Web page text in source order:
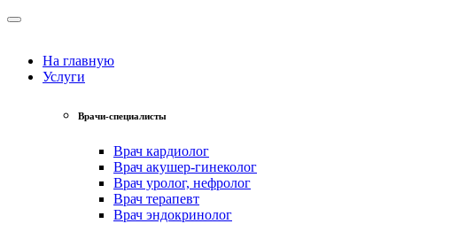
На главную
Услуги
Врачи-специалисты
Врач кардиолог
Врач акушер-гинеколог
Врач уролог, нефролог
Врач терапевт
Врач эндокринолог